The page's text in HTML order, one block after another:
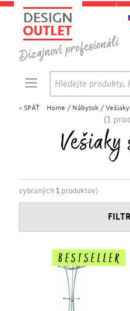
< SPÄŤ Home / Nábytok / Vešiaky
(1
Vešiaky
vybraných 1 produktov)